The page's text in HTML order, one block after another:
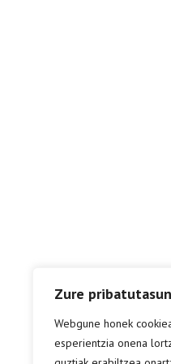
Zure
Webgune honek
esperientzia onena